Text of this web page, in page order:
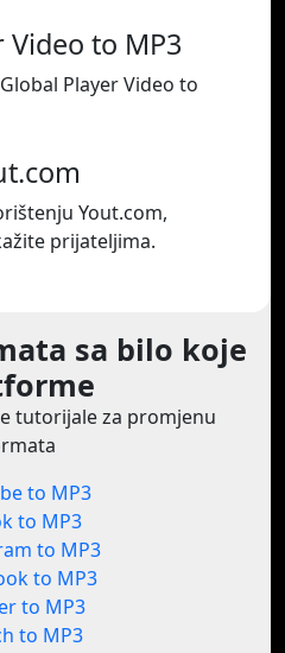
Video to MP3
Player Video to
Yout.com,
prijateljima.
sa bilo koje
tutorijale za promjenu
to MP3
to MP3
to MP3
to MP3
to MP3
to MP3